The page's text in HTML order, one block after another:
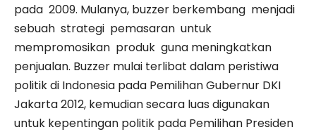
pada 2009. Mulanya, buzzer berkembang menjadi
sebuah strategi pemasaran untuk
mempromosikan produk guna meningkatkan
penjualan. Buzzer mulai terlibat dalam peristiwa
politik di Indonesia pada Pemilihan Gubernur DKI
Jakarta 2012, kemudian secara luas digunakan
untuk kepentingan politik pada Pemilihan Presiden